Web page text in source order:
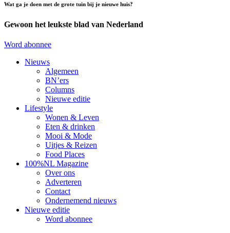
Wat ga je doen met de grote tuin bij je nieuwe huis?
Gewoon het leukste blad van Nederland
Word abonnee
Nieuws
Algemeen
BN’ers
Columns
Nieuwe editie
Lifestyle
Wonen & Leven
Eten & drinken
Mooi & Mode
Uitjes & Reizen
Food Places
100%NL Magazine
Over ons
Adverteren
Contact
Ondernemend nieuws
Nieuwe editie
Word abonnee